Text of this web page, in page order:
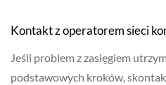
Kontakt z operatorem sieci
Jeśli problem z zasięgiem
podstawowych kroków,